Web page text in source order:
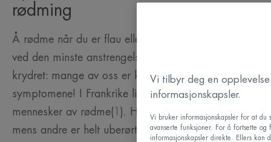
rødming
Å rødme når du er flau eller sint, varm i ansiktet
ved den minste anstrengelse eller når en rett er for
krydret: mange av oss er kjent med disse
symptomene! I Frankrike lider nesten fire millioner
mennesker av rødme(1). Hvorfor rødmer du så mye
mens andre er helt uberørte? Fordi huden din er
Vi tilbyr deg en
informasjonskapsler.
Vi bruker informasjonskapsler for at du
avanserte funksjoner. For å fortsette
informasjonskapsler direkte. Ellers kan